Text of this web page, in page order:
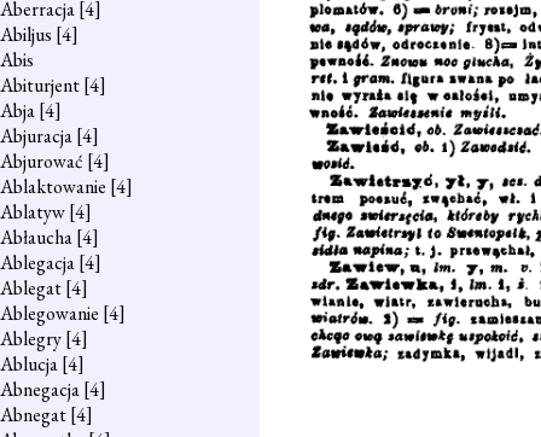
Aberracja[4]
Abiljus [4]
Abis
Abiturjent[4]
Abja[4]
Abjuracja[4]
Abjurować [4]
Ablaktowanie [4]
Ablatyw[4]
Abłaucha[4]
Ablegacja[4]
Ablegat[4]
Ablegowanie [4]
Ablegry[4]
Ablucja[4]
Abnegacja[4]
Abnegat[4]